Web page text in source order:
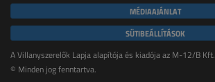
MÉDIAAJÁNLAT
SÜTIBEÁLLÍTÁSOK
A Villanyszerelők Lapja alapítója és kiadója az M-12/B Kft.
© Minden jog fenntartva.